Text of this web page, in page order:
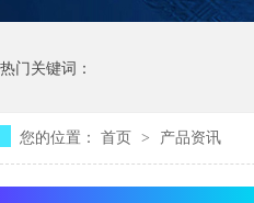
热门关键词：
您的位置： 首页 > 产品资讯